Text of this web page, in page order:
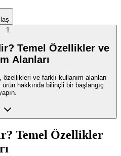
1
Temel Özellikler ve
Alanları
ve farklı kullanım alanları
hakkında bilinçli bir başlangıç
Temel Özellikler